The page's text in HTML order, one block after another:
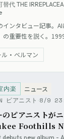
代 THE
インタビュー記事。
の重要性を説く。
ニ狂詩曲を連続で
の背景、音楽を通じ
ル・ベルマン
内楽 ニュース
ピアニスト 8/9
ピアニストが
Foothills
new album -